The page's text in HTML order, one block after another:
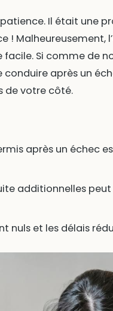
Il était une
! Malheureusement,
facile. Si comme de
après un
de votre côté.
après un échec
additionnelles
nuls et les délais